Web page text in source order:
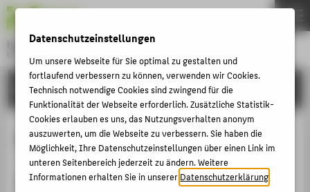
Hochschule für Technik und Wirtschaft Berlin
University of Applied Sciences
Menu
FORSCHUNG
Second Place Best Demo Award
Veranstaltung der Preisverleihung
THEMEN
HOCHSCHULE
CAMPUS
STUDIUM
LEHRE
Datenschutzeinstellungen
Um unsere Webseite für Sie optimal zu gestalten und
fortlaufend verbessern zu können, verwenden wir Cookies.
Technisch notwendige Cookies sind zwingend für die
Funktionalität der Webseite erforderlich. Zusätzliche Statistik-
Cookies erlauben es uns, das Nutzungsverhalten anonym
auszuwerten, um die Webseite zu verbessern. Sie haben die
Möglichkeit, Ihre Datenschutzeinstellungen über einen Link im
unteren Seitenbereich jederzeit zu ändern. Weitere
Informationen erhalten Sie in unsererDatenschutzerklärung